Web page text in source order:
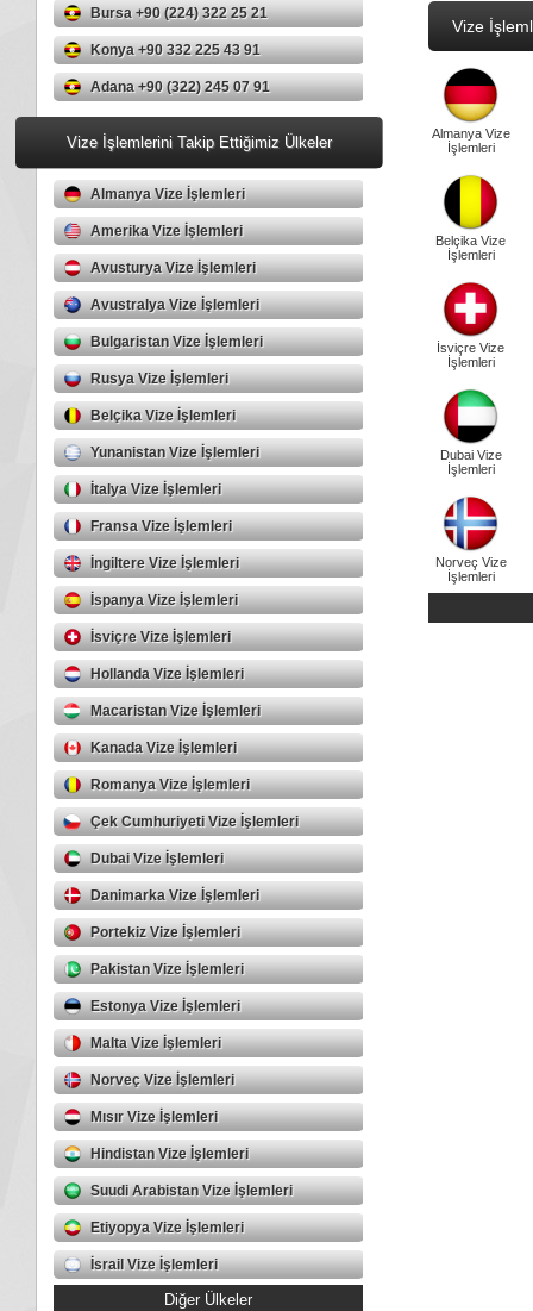
Bursa +90 (224) 322 25 21
Konya +90 332 225 43 91
Adana +90 (322) 245 07 91
Vize İşlemlerini Takip Ettiğimiz Ülkeler
Almanya Vize İşlemleri
Amerika Vize İşlemleri
Avusturya Vize İşlemleri
Avustralya Vize İşlemleri
Bulgaristan Vize İşlemleri
Rusya Vize İşlemleri
Belçika Vize İşlemleri
Yunanistan Vize İşlemleri
İtalya Vize İşlemleri
Fransa Vize İşlemleri
İngiltere Vize İşlemleri
İspanya Vize İşlemleri
İsviçre Vize İşlemleri
Hollanda Vize İşlemleri
Macaristan Vize İşlemleri
Kanada Vize İşlemleri
Romanya Vize İşlemleri
Çek Cumhuriyeti Vize İşlemleri
Dubai Vize İşlemleri
Danimarka Vize İşlemleri
Portekiz Vize İşlemleri
Pakistan Vize İşlemleri
Estonya Vize İşlemleri
Malta Vize İşlemleri
Norveç Vize İşlemleri
Mısır Vize İşlemleri
Hindistan Vize İşlemleri
Suudi Arabistan Vize İşlemleri
Etiyopya Vize İşlemleri
İsrail Vize İşlemleri
Diğer Ülkeler
Vize
Almanya Vize
İşlemleri
Belçika Vize
İşlemleri
İsviçre Vize
İşlemleri
Dubai Vize
İşlemleri
Norveç Vize
İşlemleri